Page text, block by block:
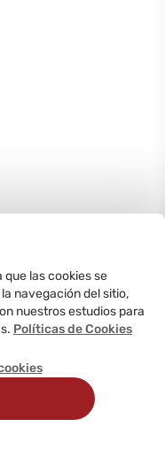
que las cookies se
navegación del sitio,
nuestros estudios para
Políticas de Cookies